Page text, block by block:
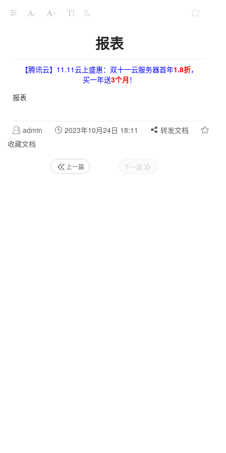
- +
报表
【腾讯云】11.11云上盛惠：双十一云服务器首年1.8折，
买一年送3个月 ！
报表
admin 2023年10月24日 18:11
转发文档
收藏文档
上一篇 下一篇